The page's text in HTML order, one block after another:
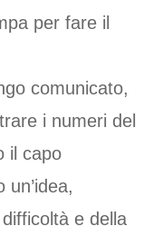
per fare il
comunicato,
i numeri del
il capo
un’idea,
e della